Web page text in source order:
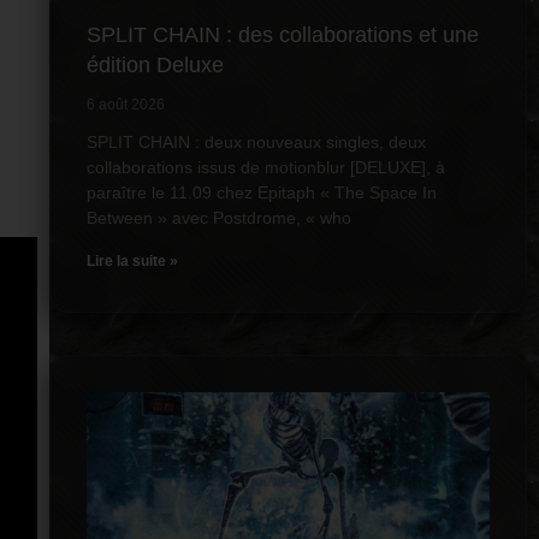
SPLIT CHAIN : des collaborations et une
édition Deluxe
6 août 2026
SPLIT CHAIN : deux nouveaux singles, deux
collaborations issus de motionblur [DELUXE], à
paraître le 11.09 chez Epitaph « The Space In
Between » avec Postdrome, « who
Lire la suite »